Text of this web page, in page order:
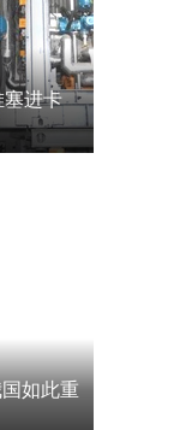
进卡
如此重